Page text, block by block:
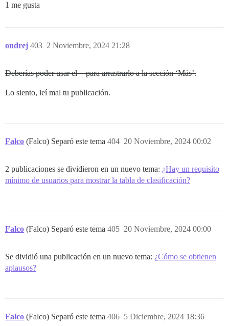
1 me gusta
ondrej 2 Noviembre, 2024 21:28
403
Deberías poder usar el = para arrastrarlo a la sección ‘Más’.
Lo siento, leí mal tu publicación.
Falco (Falco) Separó este tema 20 Noviembre, 2024 00:02
404
2 publicaciones se dividieron en un nuevo tema: ¿Hay un requisito
mínimo de usuarios para mostrar la tabla de clasificación?
Falco (Falco) Separó este tema 20 Noviembre, 2024 00:00
405
Se dividió una publicación en un nuevo tema: ¿Cómo se obtienen
aplausos?
Falco (Falco) Separó este tema 5 Diciembre, 2024 18:36
406